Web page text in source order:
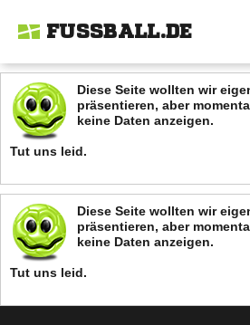
FUSSBALL.DE
Diese Seite wollten wir
präsentieren, aber
keine Daten anzeigen.
Tut uns leid.
Diese Seite wollten wir
präsentieren, aber
keine Daten anzeigen.
Tut uns leid.